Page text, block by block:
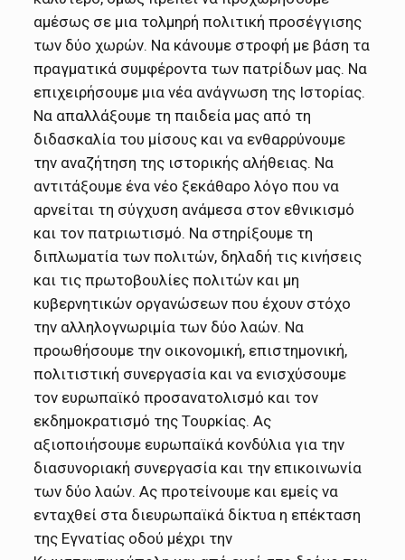
αμέσως σε μια τολμηρή πολιτική προσέγγισης
των δύο χωρών. Να κάνουμε στροφή με βάση τα
πραγματικά συμφέροντα των πατρίδων μας. Να
επιχειρήσουμε μια νέα ανάγνωση της Ιστορίας.
Να απαλλάξουμε τη παιδεία μας από τη
διδασκαλία του μίσους και να ενθαρρύνουμε
την αναζήτηση της ιστορικής αλήθειας. Να
αντιτάξουμε ένα νέο ξεκάθαρο λόγο που να
αρνείται τη σύγχυση ανάμεσα στον εθνικισμό
και τον πατριωτισμό. Να στηρίξουμε τη
διπλωματία των πολιτών, δηλαδή τις κινήσεις
και τις πρωτοβουλίες πολιτών και μη
κυβερνητικών οργανώσεων που έχουν στόχο
την αλληλογνωριμία των δύο λαών. Να
προωθήσουμε την οικονομική, επιστημονική,
πολιτιστική συνεργασία και να ενισχύσουμε
τον ευρωπαϊκό προσανατολισμό και τον
εκδημοκρατισμό της Τουρκίας. Ας
αξιοποιήσουμε ευρωπαϊκά κονδύλια για την
διασυνοριακή συνεργασία και την επικοινωνία
των δύο λαών. Ας προτείνουμε και εμείς να
ενταχθεί στα διευρωπαϊκά δίκτυα η επέκταση
της Εγνατίας οδού μέχρι την